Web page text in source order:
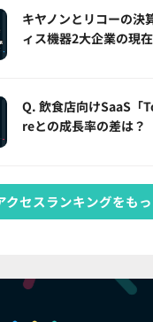
キヤノンとリコーの決
ィス機器2大企業の現
Q. 飲食店向けSaaS「
reとの成長率の差は？
クセスランキングをも